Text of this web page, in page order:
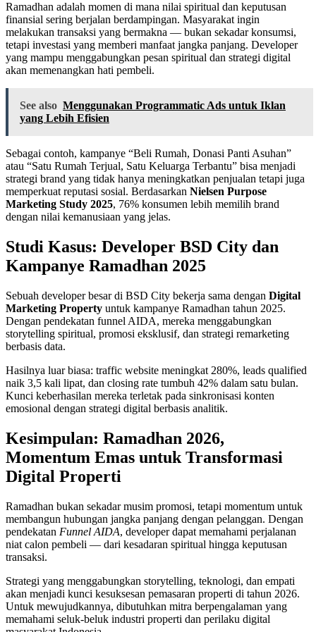
Ramadhan adalah momen di mana nilai spiritual dan keputusan
finansial sering berjalan berdampingan. Masyarakat ingin
melakukan transaksi yang bermakna — bukan sekadar konsumsi,
tetapi investasi yang memberi manfaat jangka panjang. Developer
yang mampu menggabungkan pesan spiritual dan strategi digital
akan memenangkan hati pembeli.
See also Menggunakan Programmatic Ads untuk Iklan
yang Lebih Efisien
Sebagai contoh, kampanye “Beli Rumah, Donasi Panti Asuhan”
atau “Satu Rumah Terjual, Satu Keluarga Terbantu” bisa menjadi
strategi brand yang tidak hanya meningkatkan penjualan tetapi juga
memperkuat reputasi sosial. Berdasarkan Nielsen Purpose
Marketing Study 2025, 76% konsumen lebih memilih brand
dengan nilai kemanusiaan yang jelas.
Studi Kasus: Developer BSD City dan
Kampanye Ramadhan 2025
Sebuah developer besar di BSD City bekerja sama dengan Digital
Marketing Property untuk kampanye Ramadhan tahun 2025.
Dengan pendekatan funnel AIDA, mereka menggabungkan
storytelling spiritual, promosi eksklusif, dan strategi remarketing
berbasis data.
Hasilnya luar biasa: traffic website meningkat 280%, leads qualified
naik 3,5 kali lipat, dan closing rate tumbuh 42% dalam satu bulan.
Kunci keberhasilan mereka terletak pada sinkronisasi konten
emosional dengan strategi digital berbasis analitik.
Kesimpulan: Ramadhan 2026,
Momentum Emas untuk Transformasi
Digital Properti
Ramadhan bukan sekadar musim promosi, tetapi momentum untuk
membangun hubungan jangka panjang dengan pelanggan. Dengan
pendekatan Funnel AIDA, developer dapat memahami perjalanan
niat calon pembeli — dari kesadaran spiritual hingga keputusan
transaksi.
Strategi yang menggabungkan storytelling, teknologi, dan empati
akan menjadi kunci kesuksesan pemasaran properti di tahun 2026.
Untuk mewujudkannya, dibutuhkan mitra berpengalaman yang
memahami seluk-beluk industri properti dan perilaku digital